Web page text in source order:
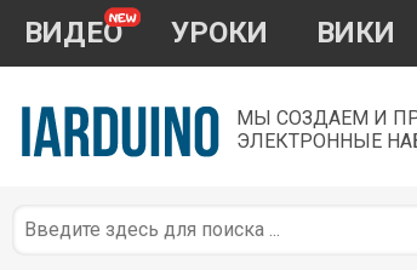
ВИДЕО УРОКИ ВИКИ
МЫ СОЗДАЕМ И
ЭЛЕКТРОННЫЕ